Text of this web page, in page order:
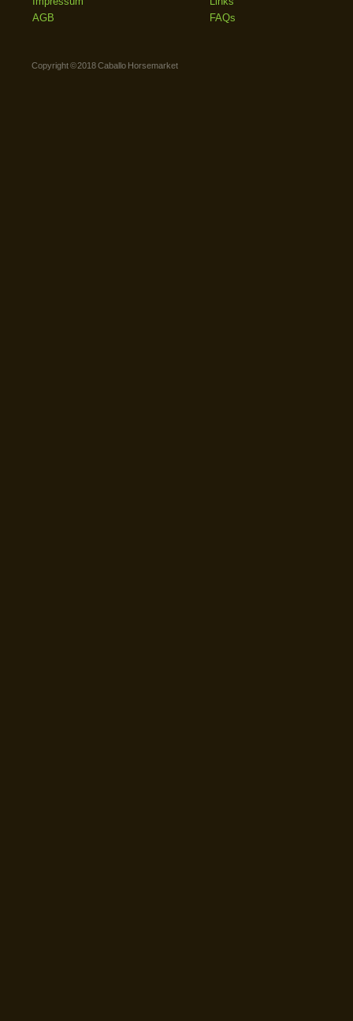
AGB
FAQs
Copyright © 2018 Caballo Horsemarket